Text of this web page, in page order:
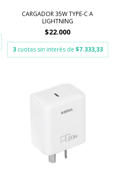
CARGADOR 35W TYPE-C A
LIGHTNING
$22.000
3 cuotas sin interés de $7.333,33